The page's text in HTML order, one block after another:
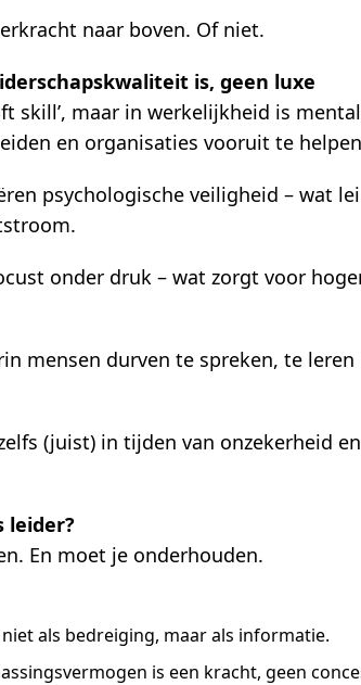
naar boven. Of niet.
is, geen luxe
skill’, maar in werkelijkheid is
en organisaties vooruit te
psychologische veiligheid – wat
onder druk – wat zorgt voor
mensen durven te spreken, te leren
(juist) in tijden van onzekerheid
leider?
En moet je onderhouden.
als bedreiging, maar als informatie.
is een kracht, geen